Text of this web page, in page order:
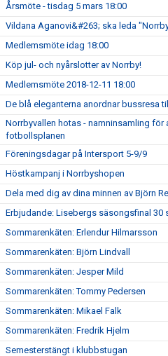
Årsmöte - tisdag 5 mars 18:00
Vildana Aganovi&#263; ska leda
Medlemsmöte idag 18:00
Köp jul- och nyårslotter av Norrby!
Medlemsmöte 2018-12-11 18:00
De blå eleganterna anordnar bussresa
Norrbyvallen hotas - namninsamling för
fotbollsplanen
Föreningsdagar på Intersport 5-9/9
Höstkampanj i Norrbyshopen
Dela med dig av dina minnen av Björn
Erbjudande: Lisebergs säsongsfinal 30
Sommarenkäten: Erlendur Hilmarsson
Sommarenkäten: Björn Lindvall
Sommarenkäten: Jesper Mild
Sommarenkäten: Tommy Pedersen
Sommarenkäten: Mikael Falk
Sommarenkäten: Fredrik Hjelm
Semesterstängt i klubbstugan